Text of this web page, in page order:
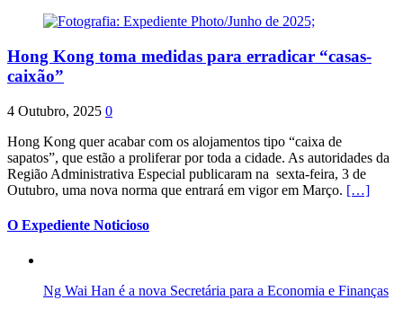
Hong Kong toma medidas para erradicar “casas-
caixão”
4 Outubro, 2025 0
Hong Kong quer acabar com os alojamentos tipo “caixa de
sapatos”, que estão a proliferar por toda a cidade. As autoridades da
Região Administrativa Especial publicaram na sexta-feira, 3 de
Outubro, uma nova norma que entrará em vigor em Março. […]
O Expediente Noticioso
Ng Wai Han é a nova Secretária para a Economia e Finanças